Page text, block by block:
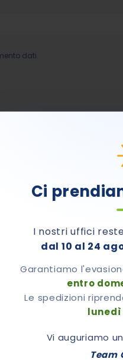
Ci
I nostri uffici
dal 10 al 24
Garantiamo
entro
Le spedizioni
lunedì
Vi auguriamo
Team
dati.